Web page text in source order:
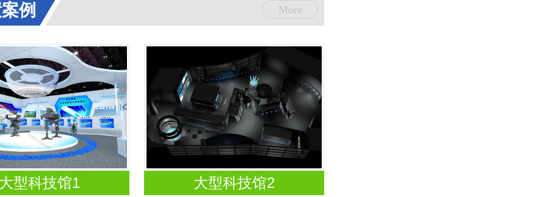
More
例
型科技馆1 大型科技馆2